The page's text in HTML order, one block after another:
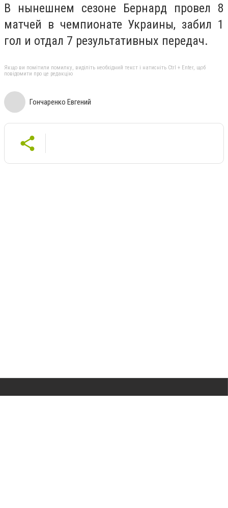
В нынешнем сезоне Бернард провел 8
матчей в чемпионате Украины, забил 1
гол и отдал 7 результативных передач.
Якщо ви помітили помилку, виділіть необхідний текст і натисніть Ctrl + Enter, щоб
повідомити про це редакцію
Гончаренко Евгений